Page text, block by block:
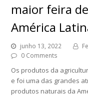
maior feira
América
junho 13, 2022
0 Comments
Os produtos da
e foi uma das grandes
produtos naturais da